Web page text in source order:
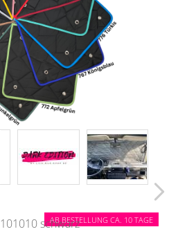
AB BESTELLUNG CA. 10 TAGE
101010 schwarz